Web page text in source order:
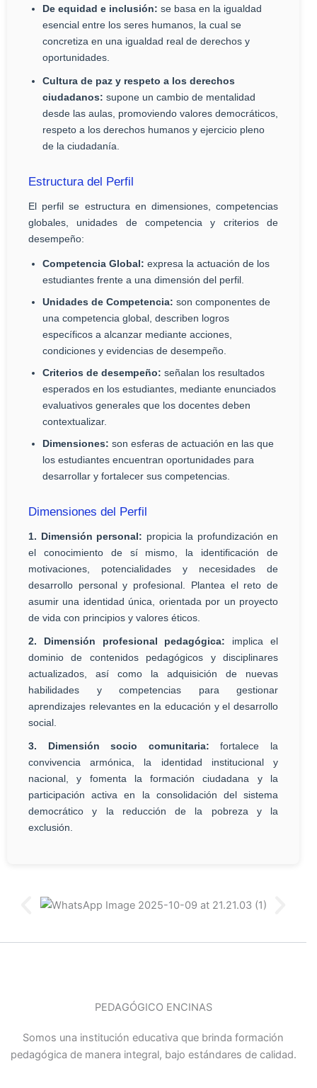
De equidad e inclusión: se basa en la igualdad
esencial entre los seres humanos, la cual se
concretiza en una igualdad real de derechos y
oportunidades.
Cultura de paz y respeto a los derechos
ciudadanos: supone un cambio de mentalidad
desde las aulas, promoviendo valores democráticos,
respeto a los derechos humanos y ejercicio pleno
de la ciudadanía.
Estructura del Perfil
El perfil se estructura en dimensiones, competencias
globales, unidades de competencia y criterios de
desempeño:
Competencia Global: expresa la actuación de los
estudiantes frente a una dimensión del perfil.
Unidades de Competencia: son componentes de
una competencia global, describen logros
específicos a alcanzar mediante acciones,
condiciones y evidencias de desempeño.
Criterios de desempeño: señalan los resultados
esperados en los estudiantes, mediante enunciados
evaluativos generales que los docentes deben
contextualizar.
Dimensiones: son esferas de actuación en las que
los estudiantes encuentran oportunidades para
desarrollar y fortalecer sus competencias.
Dimensiones del Perfil
1. Dimensión personal: propicia la profundización en
el conocimiento de sí mismo, la identificación de
motivaciones, potencialidades y necesidades de
desarrollo personal y profesional. Plantea el reto de
asumir una identidad única, orientada por un proyecto
de vida con principios y valores éticos.
2. Dimensión profesional pedagógica: implica el
dominio de contenidos pedagógicos y disciplinares
actualizados, así como la adquisición de nuevas
habilidades y competencias para gestionar
aprendizajes relevantes en la educación y el desarrollo
social.
3. Dimensión socio comunitaria: fortalece la
convivencia armónica, la identidad institucional y
nacional, y fomenta la formación ciudadana y la
participación activa en la consolidación del sistema
democrático y la reducción de la pobreza y la
exclusión.
PEDAGÓGICO ENCINAS
Somos una institución educativa que brinda formación
pedagógica de manera integral, bajo estándares de calidad.